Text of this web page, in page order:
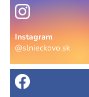
Instagram
@slnieckovo.sk